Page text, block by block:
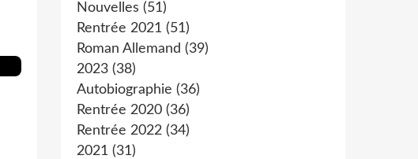
Nouvelles (51)
Rentrée 2021 (51)
Roman Allemand (39)
2023 (38)
Autobiographie (36)
Rentrée 2020 (36)
Rentrée 2022 (34)
2021 (31)